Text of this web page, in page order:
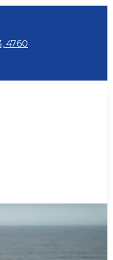
4760